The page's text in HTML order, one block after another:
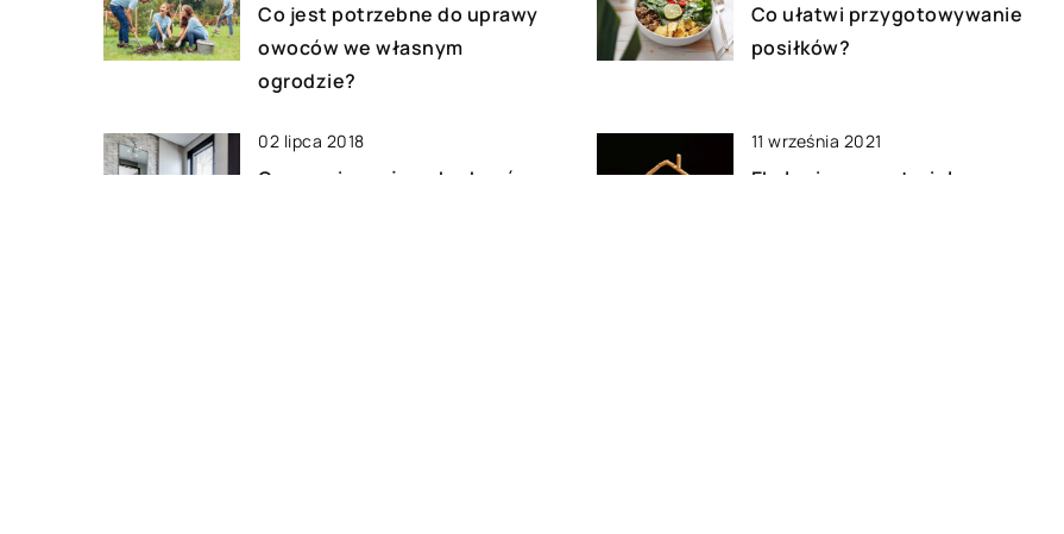
Co jest potrzebne do uprawy
owoców we własnym
ogrodzie?
Co ułatwi przygotowywanie
posiłków?
02 lipca 2018
Czego nie może zabraknąć w
11 września 2021
Ekologiczne materiały